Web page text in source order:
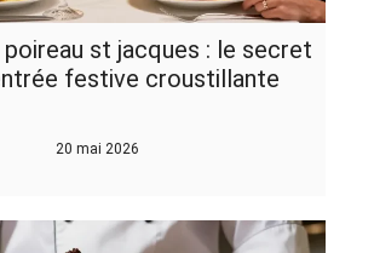
st jacques : le secret
festive croustillante
20 mai 2026